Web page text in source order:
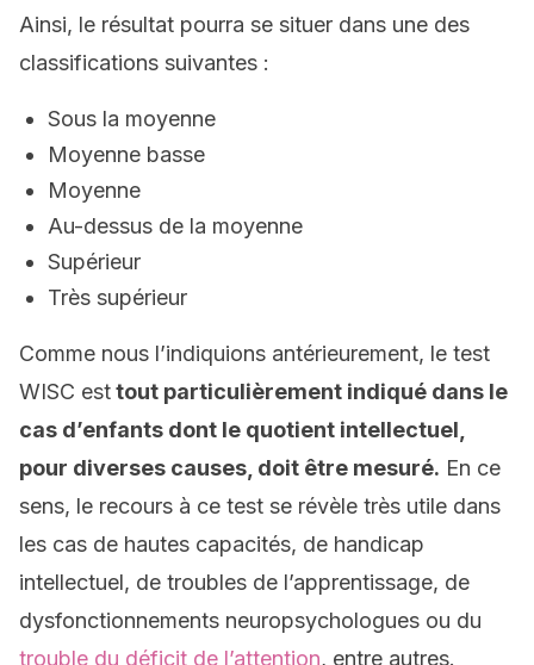
Ainsi, le résultat pourra se situer dans une des
classifications suivantes :
Sous la moyenne
Moyenne basse
Moyenne
Au-dessus de la moyenne
Supérieur
Très supérieur
Comme nous l’indiquions antérieurement, le test
WISC esttout particulièrement indiqué dans le
cas d’enfants dont le quotient intellectuel,
pour diverses causes, doit être mesuré. En ce
sens, le recours à ce test se révèle très utile dans
les cas de hautes capacités, de handicap
intellectuel, de troubles de l’apprentissage, de
dysfonctionnements neuropsychologues ou du
trouble du déficit de l’attention, entre autres.